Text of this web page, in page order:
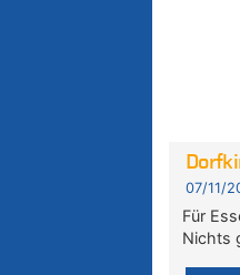
07/11/
Für
Nichts